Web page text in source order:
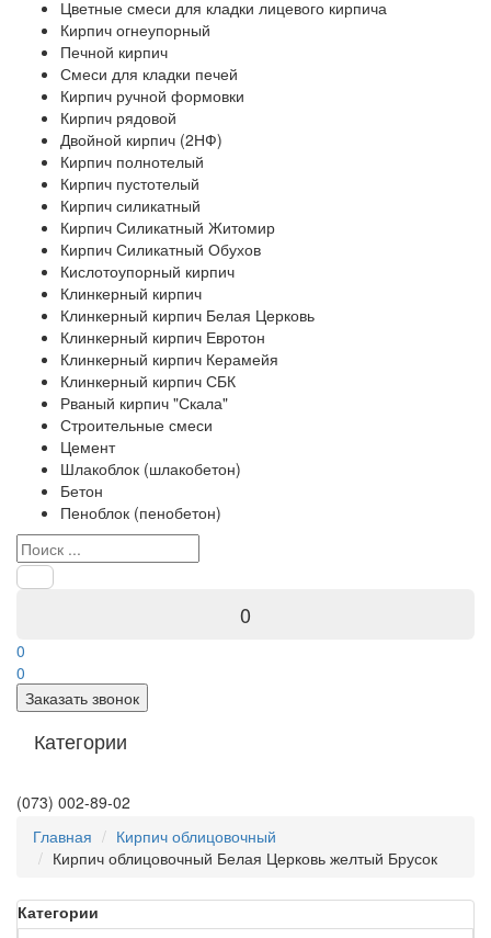
Цветные смеси для кладки лицевого кирпича
Кирпич огнеупорный
Печной кирпич
Смеси для кладки печей
Кирпич ручной формовки
Кирпич рядовой
Двойной кирпич (2НФ)
Кирпич полнотелый
Кирпич пустотелый
Кирпич силикатный
Кирпич Силикатный Житомир
Кирпич Силикатный Обухов
Кислотоупорный кирпич
Клинкерный кирпич
Клинкерный кирпич Белая Церковь
Клинкерный кирпич Евротон
Клинкерный кирпич Керамейя
Клинкерный кирпич СБК
Рваный кирпич "Скала"
Строительные смеси
Цемент
Шлакоблок (шлакобетон)
Бетон
Пеноблок (пенобетон)
0
0
0
Заказать звонок
Категории
(073) 002-89-02
Главная
Кирпич облицовочный
Кирпич облицовочный Белая Церковь желтый Брусок
Категории